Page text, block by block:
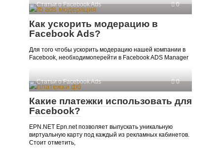
Статьи о Facebook Ads 0
Как ускорить модерацию в
Facebook Ads?
Для того чтобы ускорить модерацию нашей компании в
Facebook, необходимоперейти в Facebook ADS Manager
Статьи о Facebook Ads 0
Какие платежки использовать для
Facebook?
EPN.NET Epn.net позволяет выпускать уникальную
виртуальную карту под каждый из рекламных кабинетов.
Стоит отметить,